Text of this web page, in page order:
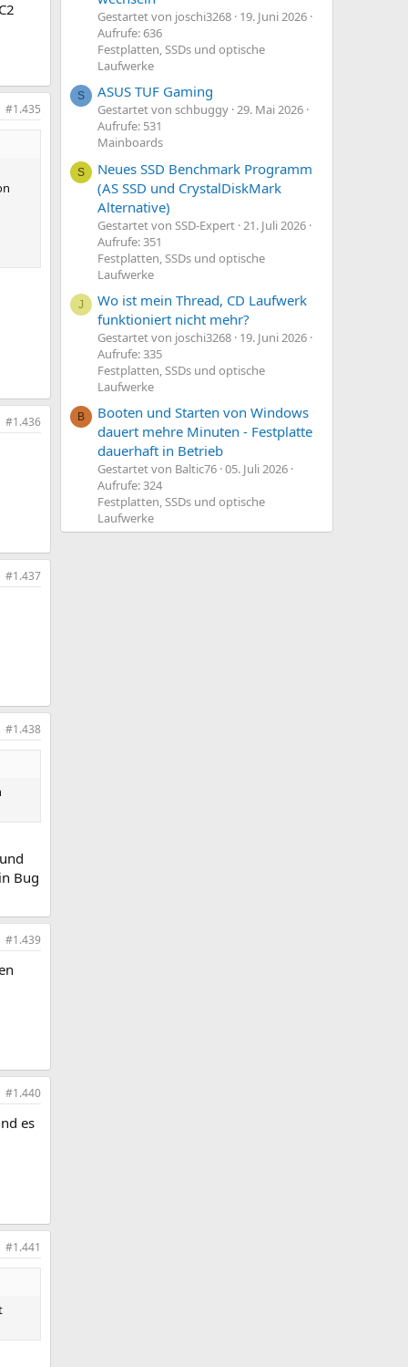
#1.435
#1.436
#1.437
#1.438
Bug
#1.439
#1.440
es
#1.441
Gestartet von joschi3268 19. Juni 2026
Aufrufe: 636
Festplatten, SSDs und optische
Laufwerke
S ASUS TUF Gaming
Gestartet von schbuggy 29. Mai 2026
Aufrufe: 531
Mainboards
S
Neues SSD Benchmark Programm
(AS SSD und CrystalDiskMark
Alternative)
Gestartet von SSD-Expert 21. Juli 2026
Aufrufe: 351
Festplatten, SSDs und optische
Laufwerke
J
Wo ist mein Thread, CD Laufwerk
funktioniert nicht mehr?
Gestartet von joschi3268 19. Juni 2026
Aufrufe: 335
Festplatten, SSDs und optische
Laufwerke
B
Booten und Starten von Windows
dauert mehre Minuten - Festplatte
dauerhaft in Betrieb
Gestartet von Baltic76 05. Juli 2026
Aufrufe: 324
Festplatten, SSDs und optische
Laufwerke